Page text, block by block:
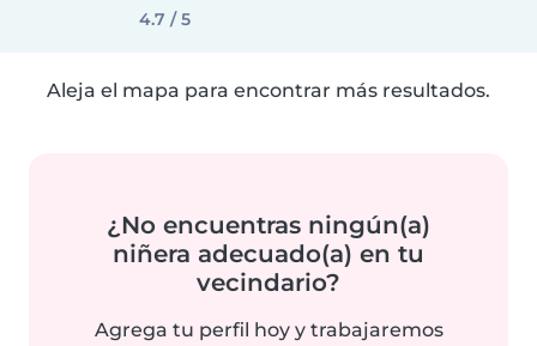
4.7 / 5
Aleja el mapa para encontrar más resultados.
¿No encuentras ningún(a)
niñera adecuado(a) en tu
vecindario?
Agrega tu perfil hoy y trabajaremos